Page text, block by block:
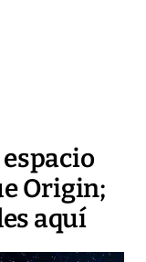
Origin;
aquí